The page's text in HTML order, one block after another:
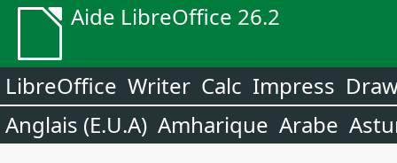
Aide LibreOffice 26.2
LibreOffice Writer Calc Impress
Anglais (E.U.A) Amharique Arabe